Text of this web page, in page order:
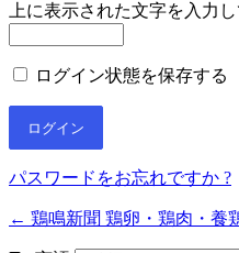
上に表示された文字を入力し
ログイン状態を保存する
パスワードをお忘れですか ?
← 鶏鳴新聞 鶏卵・鶏肉・養